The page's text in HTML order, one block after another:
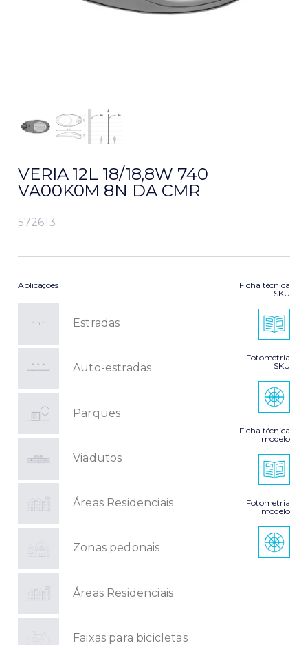
VERIA 12L 18/18,8W 740
VA00K0M 8N DA CMR
572613
Aplicações
Estradas
Auto-estradas
Parques
Viadutos
Áreas Residenciais
Zonas pedonais
Áreas Residenciais
Faixas para bicicletas
Ficha técnica
SKU
Fotometria
SKU
Ficha técnica
modelo
Fotometria
modelo